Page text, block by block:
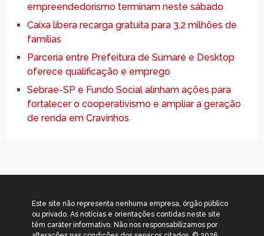
empreendedorismo terminam neste sábado
Caixa libera recarga gratuita para 3,2 milhões de
famílias
Parceria entre Prefeitura de Sumaré e Desktop
oferece qualificação e emprego
Sebrae-SP e Fundo Social alinham ações para
fortalecer o cooperativismo e ampliar a geração
de renda em Cravinhos
Este site não representa nenhuma empresa, órgão público
ou privado. As notícias e orientações contidas neste site
têm caráter informativo. Não nos responsabilizamos por